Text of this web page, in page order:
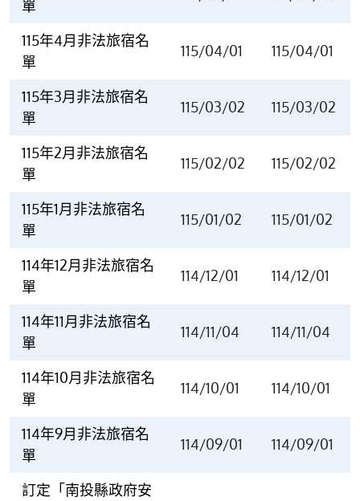
單
115年4月非法旅宿名
單
115/04/01 115/04/01
115年3月非法旅宿名
單
115/03/02 115/03/02
115年2月非法旅宿名
單
115/02/02 115/02/02
115年1月非法旅宿名
單
115/01/02 115/01/02
114年12月非法旅宿名
單
114/12/01 114/12/01
114年11月非法旅宿名
單
114/11/04 114/11/04
114年10月非法旅宿名
單
114/10/01 114/10/01
114年9月非法旅宿名
單
114/09/01 114/09/01
訂定「南投縣政府安